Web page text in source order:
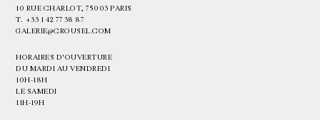
10 RUE CHARLOT, 75003 PARIS
T. +33 1 42 77 38 87
GALERIE@CROUSEL.COM
HORAIRES D'OUVERTURE
DU MARDI AU VENDREDI
10H-18H
LE SAMEDI
11H-19H